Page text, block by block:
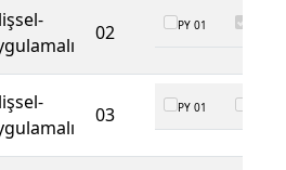
02 PY 01
03 PY 01